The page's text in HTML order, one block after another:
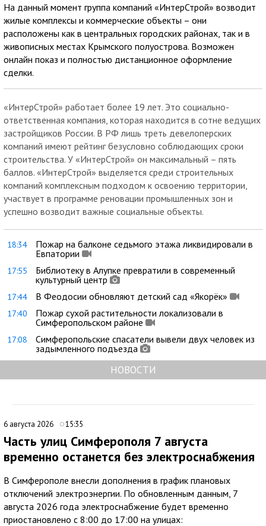
На данный момент группа компаний «ИнтерСтрой» возводит
жилые комплексы и коммерческие объекты – они
расположены как в центральных городских районах, так и в
живописных местах Крымского полуострова. Возможен
онлайн показ и полностью дистанционное оформление
сделки.
«ИнтерСтрой» работает более 19 лет. Это социально-
ответственная компания, которая находится в сотне ведущих
застройщиков России. В РФ лишь треть девелоперских
компаний имеют рейтинг безусловно соблюдающих сроки
строительства. У «ИнтерСтрой» он максимальный – пять
баллов. «ИнтерСтрой» выделяется среди строительных
компаний комплексным подходом к освоению территории,
участвует в программе реновации промышленных зон и
успешно возводит важные социальные объекты.
18:34
Пожар на балконе седьмого этажа ликвидировали в
Евпатории
17:55
Библиотеку в Алупке превратили в современный
культурный центр
17:44 В Феодосии обновляют детский сад «Якорёк»
17:40
Пожар сухой растительности локализовали в
Симферопольском районе
17:08
Симферопольские спасатели вывели двух человек из
задымленного подъезда
НОВОСТИ
6 августа 2026 15:35
Часть улиц Симферополя 7 августа
временно останется без электроснабжения
В Симферополе внесли дополнения в график плановых
отключений электроэнергии. По обновленным данным, 7
августа 2026 года электроснабжение будет временно
приостановлено с 8:00 до 17:00 на улицах: